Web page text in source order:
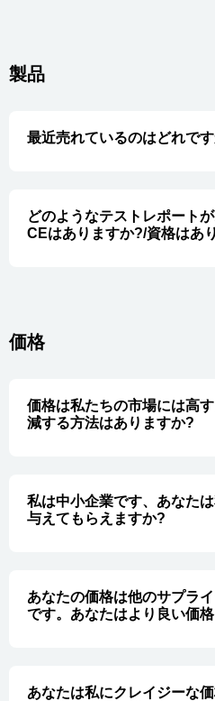
製品
最近売れているのはどれで
どのようなテストレポート
CEはありますか?/資格はあ
価格
価格は私たちの市場には高
減する方法はありますか?
私は中小企業です、あなた
与えてもらえますか?
あなたの価格は他のサプラ
です。あなたはより良い価
あなたは私にクレイジーな